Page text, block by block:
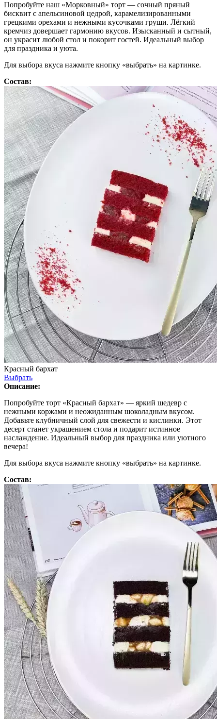
Попробуйте наш «Морковный» торт — сочный пряный
бисквит с апельсиновой цедрой, карамелизированными
грецкими орехами и нежными кусочками груши. Лёгкий
кремчиз довершает гармонию вкусов. Изысканный и сытный,
он украсит любой стол и покорит гостей. Идеальный выбор
для праздника и уюта.
Для выбора вкуса нажмите кнопку «выбрать» на картинке.
Состав:
Красный бархат
Выбрать
Описание:
Попробуйте торт «Красный бархат» — яркий шедевр с
нежными коржами и неожиданным шоколадным вкусом.
Добавьте клубничный слой для свежести и кислинки. Этот
десерт станет украшением стола и подарит истинное
наслаждение. Идеальный выбор для праздника или уютного
вечера!
Для выбора вкуса нажмите кнопку «выбрать» на картинке.
Состав: